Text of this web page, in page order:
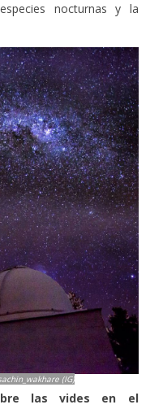
nocturnas y la
(IG)
las vides en el